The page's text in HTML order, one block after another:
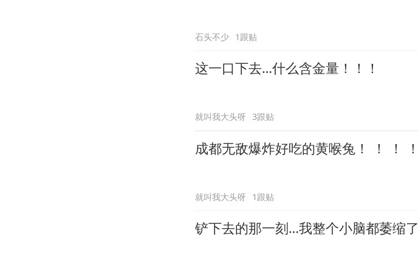
石头不少 1跟贴
这一口下去…什么含金量！！！
就叫我大头呀 3跟贴
成都无敌爆炸好吃的黄喉兔！ ！ ！ ！
就叫我大头呀 1跟贴
铲下去的那一刻…我整个小脑都萎缩了